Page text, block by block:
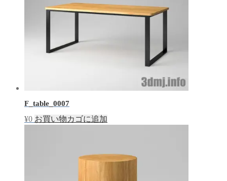
F_table_0007
¥0 お買い物カゴに追加